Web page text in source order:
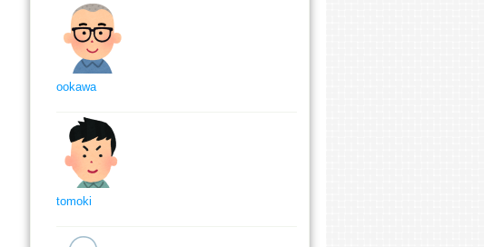
ookawa
tomoki